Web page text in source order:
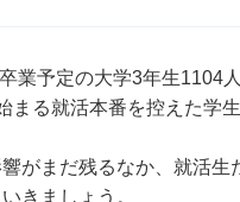
業予定の大学3年生1104
まる就活本番を控えた学
がまだ残るなか、就活
きましょう。